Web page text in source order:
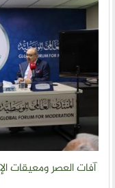
آفات العصر ومعيقات